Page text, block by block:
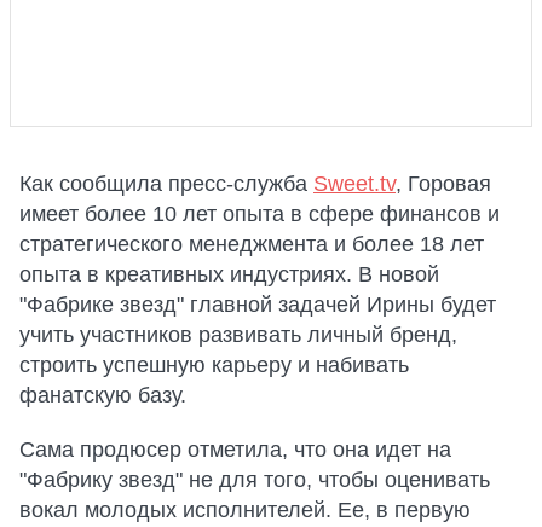
Как сообщила пресс-служба Sweet.tv, Горовая
имеет более 10 лет опыта в сфере финансов и
стратегического менеджмента и более 18 лет
опыта в креативных индустриях. В новой
"Фабрике звезд" главной задачей Ирины будет
учить участников развивать личный бренд,
строить успешную карьеру и набивать
фанатскую базу.
Сама продюсер отметила, что она идет на
"Фабрику звезд" не для того, чтобы оценивать
вокал молодых исполнителей. Ее, в первую